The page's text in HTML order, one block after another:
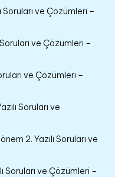
Soruları ve Çözümleri –
Soruları ve Çözümleri –
ve Çözümleri –
Soruları ve
2. Yazılı Soruları ve
Soruları ve Çözümleri –